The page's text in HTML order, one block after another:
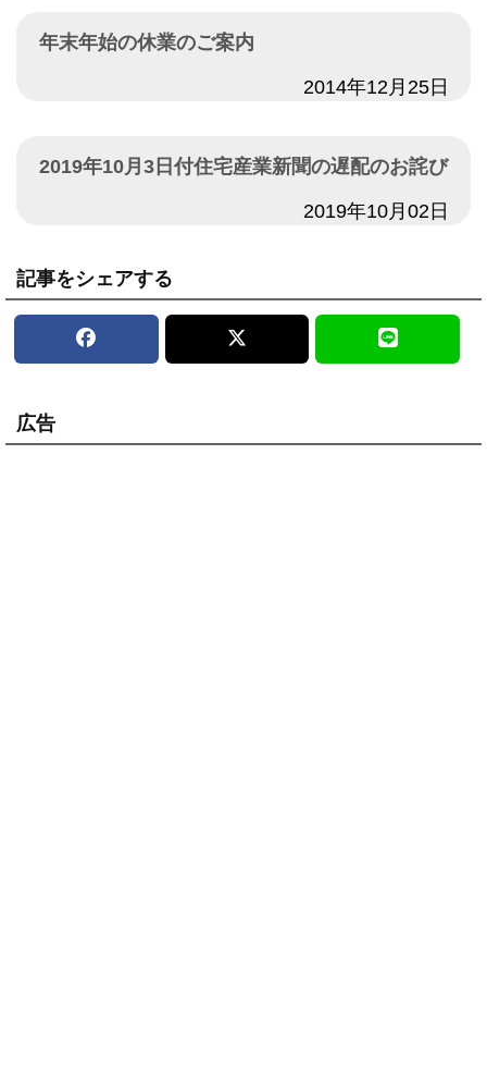
年末年始の休業のご案内
2014年12月25日
2019年10月3日付住宅産業新聞の遅配のお詫び
2019年10月02日
記事をシェアする
広告